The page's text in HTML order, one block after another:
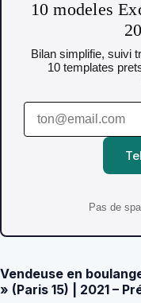
10 modeles
Bilan simplifie, suivi
10 templates
Pas de
Vendeuse en
» (Paris 15) | 2021 –